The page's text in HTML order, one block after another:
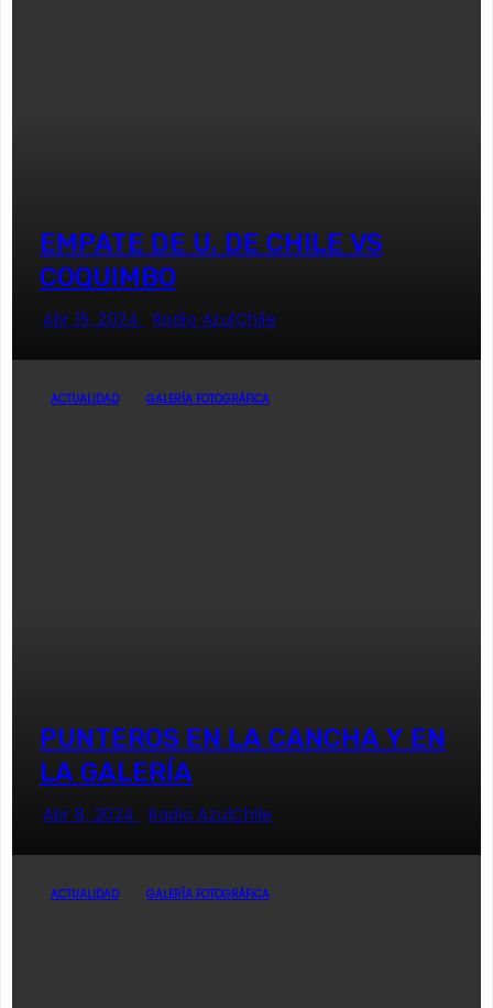
EMPATE DE U. DE CHILE VS
COQUIMBO
Abr 15, 2024 Radio AzulChile
ACTUALIDAD GALERÍA FOTOGRÁFICA
PUNTEROS EN LA CANCHA Y EN
LA GALERÍA
Abr 8, 2024 Radio AzulChile
ACTUALIDAD GALERÍA FOTOGRÁFICA